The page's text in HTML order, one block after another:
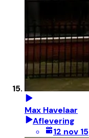
Max Havelaar
Aflevering
12 nov 15